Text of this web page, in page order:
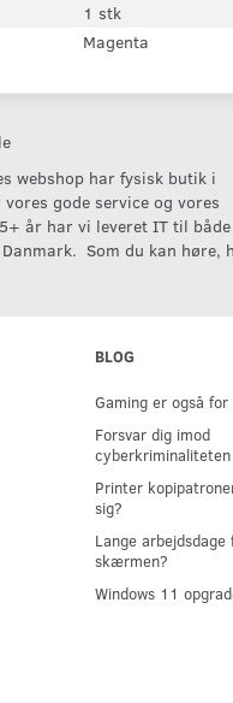
1 stk
Magenta
webshop har fysisk butik i
gode service og vores
år har vi leveret IT til både
Som du kan høre,
BLOG
Gaming er også for
Forsvar dig imod
cyberkriminaliteten
Printer
sig?
Lange arbejdsdage
skærmen?
Windows 11